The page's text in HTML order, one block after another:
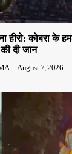
हीरो: कोबरा
दी जान
- August 7, 2026